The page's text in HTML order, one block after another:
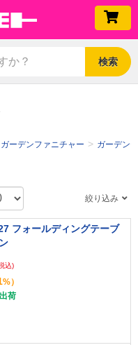
検索
ガーデンファニチャー ガーデン
絞り込み
フォールディングテーブ
込)
%）
荷